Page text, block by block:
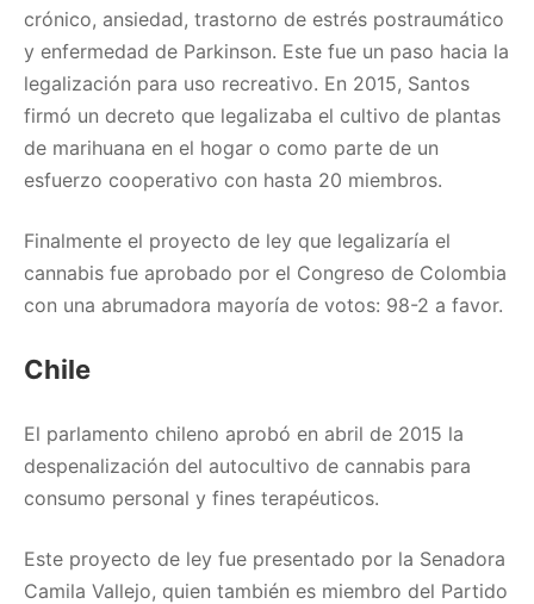
crónico, ansiedad, trastorno de estrés postraumático
y enfermedad de Parkinson. Este fue un paso hacia la
legalización para uso recreativo. En 2015, Santos
firmó un decreto que legalizaba el cultivo de plantas
de marihuana en el hogar o como parte de un
esfuerzo cooperativo con hasta 20 miembros.
Finalmente el proyecto de ley que legalizaría el
cannabis fue aprobado por el Congreso de Colombia
con una abrumadora mayoría de votos: 98-2 a favor.
Chile
El parlamento chileno aprobó en abril de 2015 la
despenalización del autocultivo de cannabis para
consumo personal y fines terapéuticos.
Este proyecto de ley fue presentado por la Senadora
Camila Vallejo, quien también es miembro del Partido